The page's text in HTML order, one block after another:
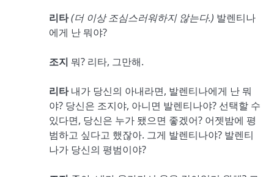
리타(더 이상 조심스러워하지 않는다.) 발렌티나
에게 난 뭐야?
조지 뭐? 리타, 그만해.
리타내가 당신의 아내라면, 발렌티나에게 난 뭐
야? 당신은 조지야, 아니면 발렌티나야? 선택할 수
있다면, 당신은 누가 됐으면 좋겠어? 어젯밤에 평
범하고 싶다고 했잖아. 그게 발렌티나야? 발렌티
나가 당신의 평범이야?